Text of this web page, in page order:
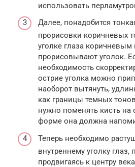
использовать
Далее, понадобится
прорисовки коричневых
уголке глаза коричневым
прорисовывают уголок.
необходимость
острие уголка можно
наоборот вытянуть,
как границы темных
нужно поменять кисть на
форме она должна
Теперь необходимо
внутреннему уголку глаз,
продвигаясь к центру